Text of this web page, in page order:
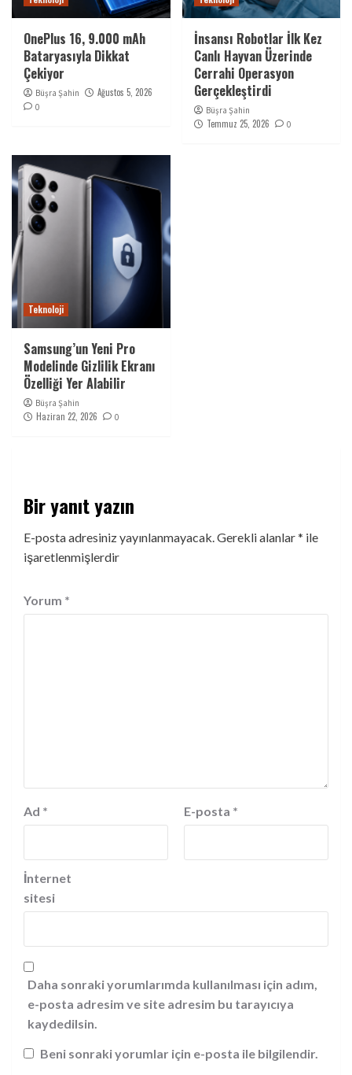
OnePlus 16, 9.000 mAh
Bataryasıyla Dikkat
Çekiyor
Büşra Şahin Ağustos 5, 2026
0
İnsansı Robotlar İlk Kez
Canlı Hayvan Üzerinde
Cerrahi Operasyon
Gerçekleştirdi
Büşra Şahin
Temmuz 25, 2026 0
Teknoloji
Samsung’un Yeni Pro
Modelinde Gizlilik Ekranı
Özelliği Yer Alabilir
Büşra Şahin
Haziran 22, 2026 0
Bir yanıt yazın
E-posta adresiniz yayınlanmayacak.Gerekli alanlar* ile
işaretlenmişlerdir
Yorum *
Ad * E-posta *
İnternet
sitesi
Daha sonraki yorumlarımda kullanılması için adım,
e-posta adresim ve site adresim bu tarayıcıya
kaydedilsin.
Beni sonraki yorumlar için e-posta ile bilgilendir.